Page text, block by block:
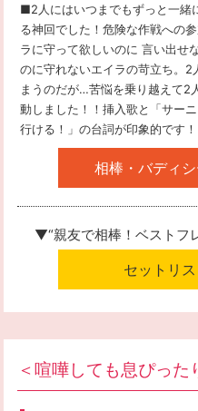
■2人にはいつまでもずっと一緒
る神回でした！危険な作戦への
ラに守って欲しいのに 言い出せ
のに守れないエイラの苛立ち。2
まうのだが…苦悩を乗り越えて2
動しました！！挿入歌と「サー
行ける！」の台詞が印象的です！
相棒・バディ
▼“親友で相棒！ベストフ
セットリ
＜喧嘩しても息ぴった